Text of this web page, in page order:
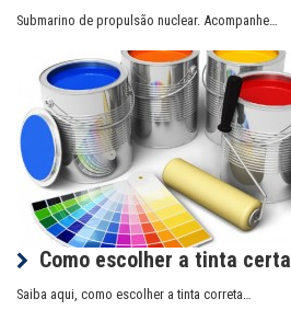
Submarino de propulsão nuclear. Acompanhe…
Como escolher a tinta certa
Saiba aqui, como escolher a tinta correta…